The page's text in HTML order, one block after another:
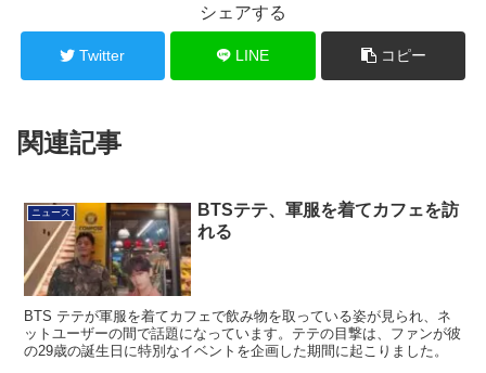
シェアする
Twitter LINE コピー
関連記事
ニュース
BTSテテ、軍服を着てカフェを訪
れる
BTS テテが軍服を着てカフェで飲み物を取っている姿が見られ、ネ
ットユーザーの間で話題になっています。テテの目撃は、ファンが彼
の29歳の誕生日に特別なイベントを企画した期間に起こりました。